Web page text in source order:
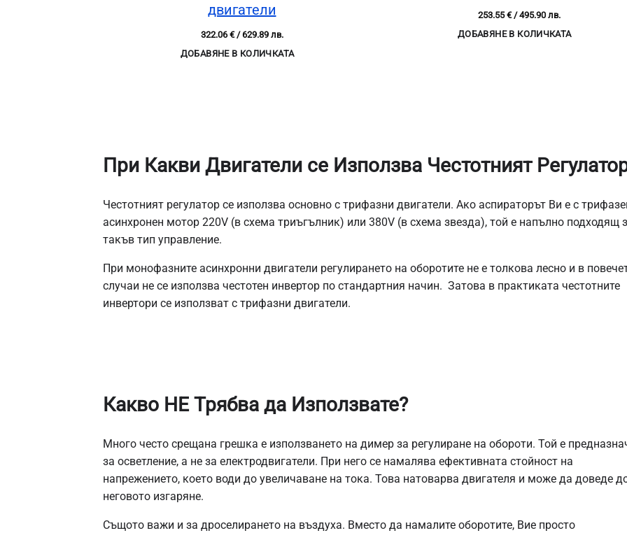
двигатели
322.06€/ 629.89 лв.
ДОБАВЯНЕ В КОЛИЧКАТА
253.55€/ 495.90 лв.
ДОБАВЯНЕ В КОЛИЧКАТА
При Какви Двигатели се Използва Честотният
Честотният регулатор се използва основно с трифазни двигатели. Ако аспираторът Ви е с
асинхронен мотор 220V (в схема триъгълник) или 380V (в схема звезда), той е напълно подходящ
такъв тип управление.
При монофазните асинхронни двигатели регулирането на оборотите не е толкова лесно и в
случаи не се използва честотен инвертор по стандартния начин. Затова в практиката честотните
инвертори се използват с трифазни двигатели.
Какво НЕ Трябва да Използвате?
Много често срещана грешка е използването на димер за регулиране на обороти. Той е
за осветление, а не за електродвигатели. При него се намалява ефективната стойност на
напрежението, което води до увеличаване на тока. Това натоварва двигателя и може да доведе
неговото изгаряне.
Същото важи и за дроселирането на въздуха. Вместо да намалите оборотите, Вие просто